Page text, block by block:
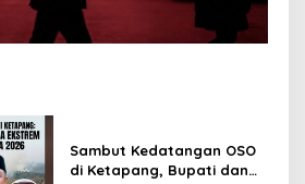
Sambut Kedatangan OSO
di Ketapang, Bupati dan